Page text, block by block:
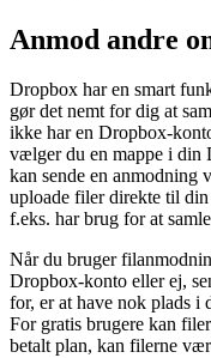
Anmod andre
Dropbox har en smart
gør det nemt for dig at
ikke har en Dropbox-
vælger du en mappe i din
kan sende en anmodning
uploade filer direkte til
f.eks. har brug for at
Når du bruger
Dropbox-konto eller ej,
for, er at have nok plads
For gratis brugere kan
betalt plan, kan filerne